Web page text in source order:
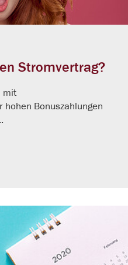
Stromvertrag?
mit
hohen Bonuszahlungen